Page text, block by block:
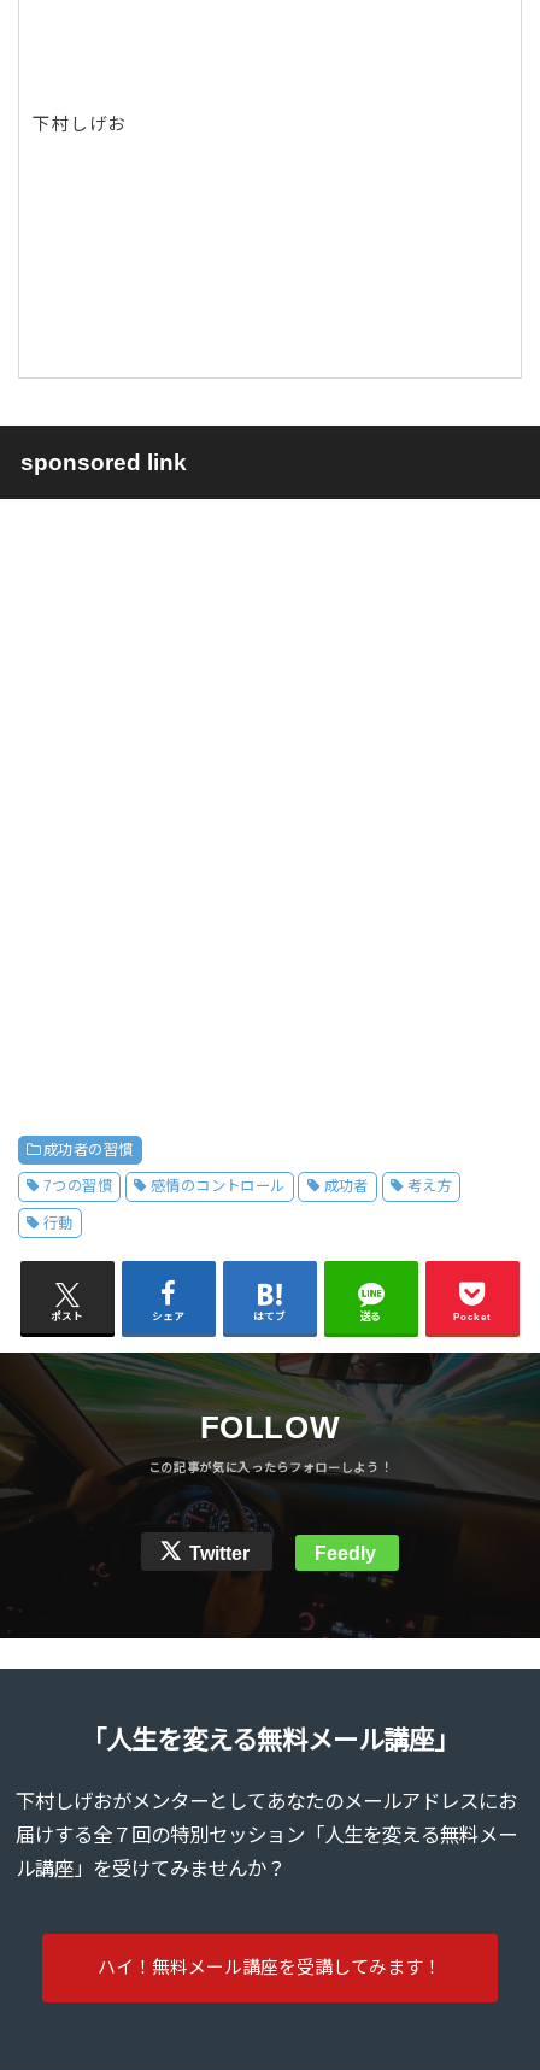
下村しげお
sponsored link
成功者の習慣
7つの習慣 感情のコントロール 成功者 考え方
行動
ポスト シェア はてブ 送る Pocket
FOLLOW
Twitter Feedly
「人生を変える無料メール講座」
下村しげおがメンターとしてあなたのメールアドレスにお
届けする全７回の特別セッション「人生を変える無料メー
ル講座」を受けてみませんか？
ハイ！無料メール講座を受講してみます！